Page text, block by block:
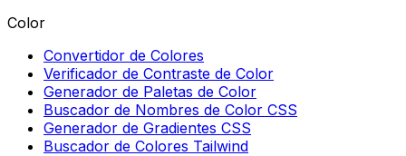
Color
Convertidor de Colores
Verificador de Contraste de Color
Generador de Paletas de Color
Buscador de Nombres de Color CSS
Generador de Gradientes CSS
Buscador de Colores Tailwind